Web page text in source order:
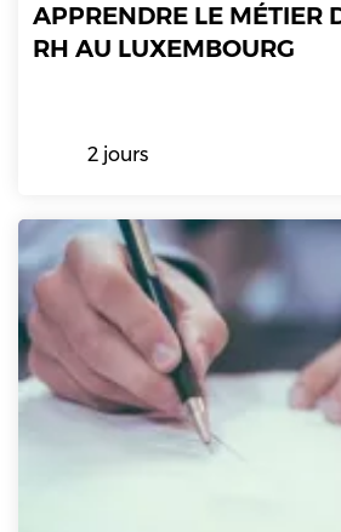
APPRENDRE LE MÉTIER
RH AU LUXEMBOURG
2 jours